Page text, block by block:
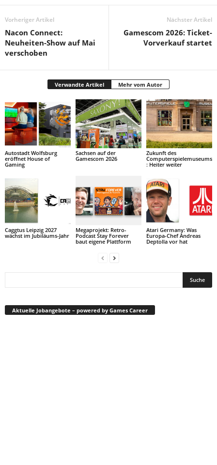
Vorheriger Artikel
Nacon Connect:
Neuheiten-Show auf Mai
verschoben
Nächster Artikel
Gamescom 2026: Ticket-
Vorverkauf startet
Verwandte Artikel Mehr vom Autor
Autostadt Wolfsburg
eröffnet House of
Gaming
Sachsen auf der
Gamescom 2026
Zukunft des
Computerspielemuseums
: Heiter weiter
Caggtus Leipzig 2027
wächst im Jubiläums-Jahr
Megaprojekt: Retro-
Podcast Stay Forever
baut eigene Plattform
Atari Germany: Was
Europa-Chef Andreas
Deptolla vor hat
Aktuelle Jobangebote – powered by Games Career